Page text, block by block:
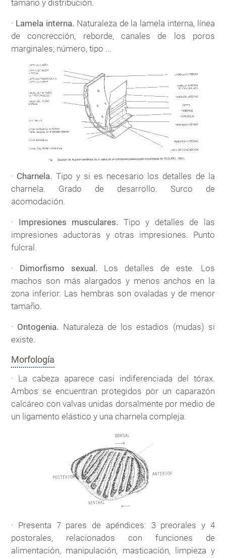
tamaño y distribución.
· Lamela interna. Naturaleza de la lamela interna, línea
de concrección, reborde, canales de los poros
marginales; número, tipo ...
· Charnela. Tipo y si es necesario los detalles de la
charnela. Grado de desarrollo. Surco de
acomodación.
· Impresiones musculares. Tipo y detalles de las
impresiones aductoras y otras impresiones. Punto
fulcral.
· Dimorfismo sexual. Los detalles de este. Los
machos son más alargados y menos anchos en la
zona inferior. Las hembras son ovaladas y de menor
tamaño.
· Ontogenia. Naturaleza de los estadios (mudas) si
existe.
Morfología
· La cabeza aparece casi indiferenciada del tórax.
Ambos se encuentran protegidos por un caparazón
calcáreo con valvas unidas dorsalmente por medio de
un ligamento elástico y una charnela compleja.
· Presenta 7 pares de apéndices: 3 preorales y 4
postorales, relacionados con funciones de
alimentación, manipulación, masticación, limpieza y